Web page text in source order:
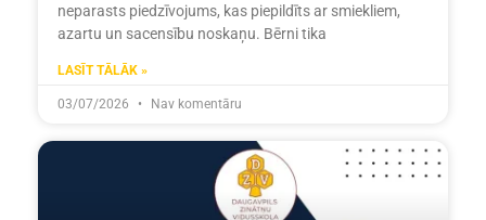
neparasts piedzīvojums, kas piepildīts ar smiekliem,
azartu un sacensību noskaņu. Bērni tika
LASĪT TĀLĀK »
03/07/2026 Nav komentāru